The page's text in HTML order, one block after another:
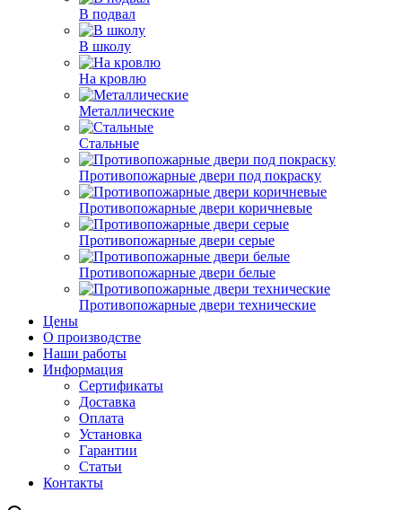
В подвал
В школу
На кровлю
Металлические
Стальные
Противопожарные двери под покраску
Противопожарные двери коричневые
Противопожарные двери серые
Противопожарные двери белые
Противопожарные двери технические
Цены
О производстве
Наши работы
Информация
Сертификаты
Доставка
Оплата
Установка
Гарантии
Статьи
Контакты